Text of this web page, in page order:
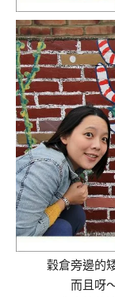
穀倉旁邊的
而且呀